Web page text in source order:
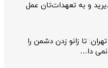
و به تعهدات‌تان عمل
تا زانو زدن دشمن را
دا…